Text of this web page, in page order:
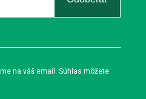
na váš email. Súhlas môžete